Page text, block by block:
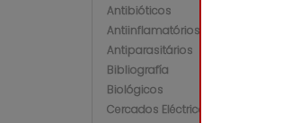
Antibióticos
Antiinflamatórios
Antiparasitários
Bibliografía
Biológicos
Cercados Eléctricos